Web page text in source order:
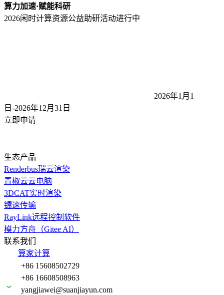
算力加速·赋能科研
2026闲时计算资源公益助研活动进行中
2026年1月1
日-2026年12月31 日
立即申请
生态产品
Renderbus瑞云渲染
青椒云云电脑
3DCAT实时渲染
镭速传输
RayLink远程控制软件
模力方舟（Gitee AI）
联系我们
算家计算
+86 15608502729
+86 16608508963
yangjiawei@suanjiayun.com